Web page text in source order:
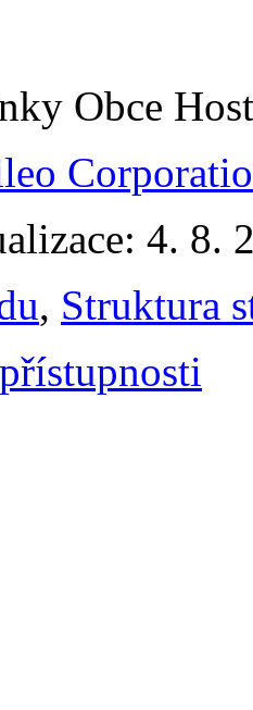
Obce
4. 8.
, Struktura